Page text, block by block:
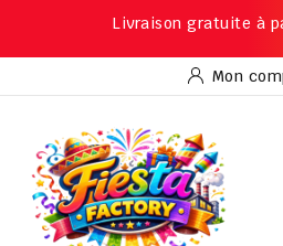
Livraison gratuite à
Mon